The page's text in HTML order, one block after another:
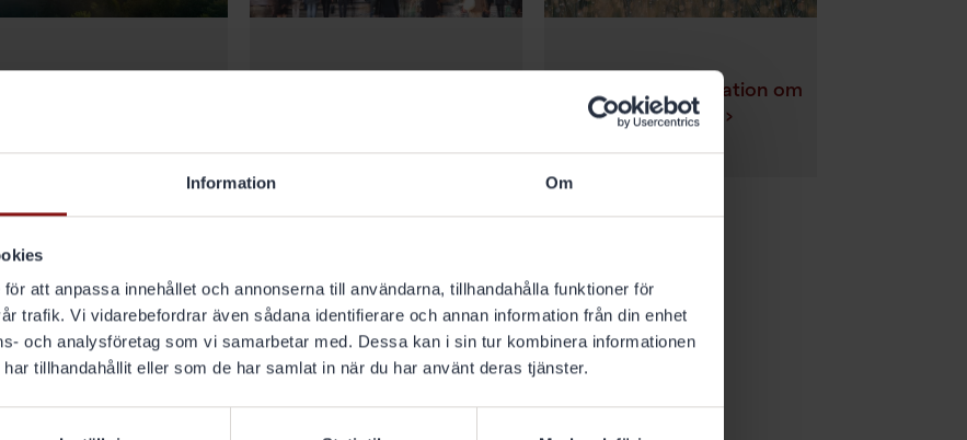
Information Om
att anpassa innehållet och annonserna till användarna, tillhandahålla funktioner för
trafik. Vi vidarebefordrar även sådana identifierare och annan information från din enhet
och analysföretag som vi samarbetar med. Dessa kan i sin tur kombinera informationen
tillhandahållit eller som de har samlat in när du har använt deras tjänster.
Hållbarhetsinformation om
produkter ›